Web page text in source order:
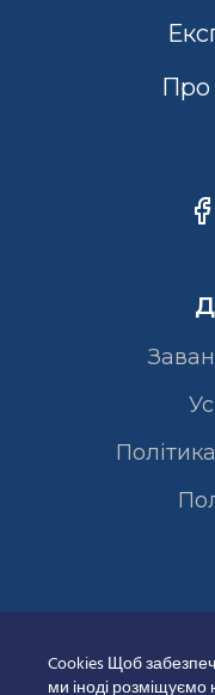
Про
Cookies Щоб
ми іноді